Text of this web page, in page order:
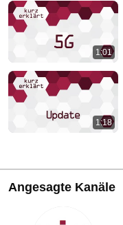
1:01
1:18
Angesagte Kanäle